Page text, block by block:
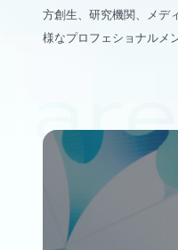
方創生、研究機関、メデ
様なプロフェショナルメ